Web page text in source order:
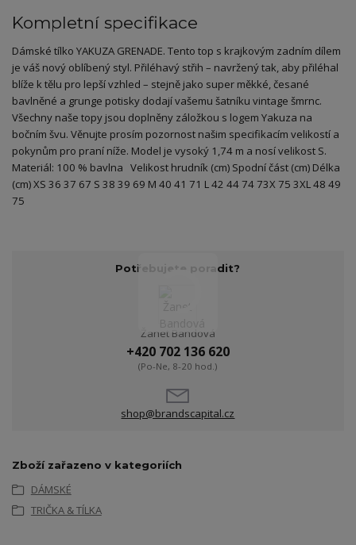
Kompletní specifikace
Dámské tílko YAKUZA GRENADE. Tento top s krajkovým zadním dílem
je váš nový oblíbený styl. Přiléhavý střih – navržený tak, aby přiléhal
blíže k tělu pro lepší vzhled – stejně jako super měkké, česané
bavlněné a grunge potisky dodají vašemu šatníku vintage šmrnc.
Všechny naše topy jsou doplněny záložkou s logem Yakuza na
bočním švu. Věnujte prosím pozornost našim specifikacím velikostí a
pokynům pro praní níže. Model je vysoký 1,74 m a nosí velikost S.
Materiál: 100 % bavlna Velikost hrudník (cm) Spodní část (cm) Délka
(cm) XS 36 37 67 S 38 39 69 M 40 41 71 L 42 44 74 73X 75 3XL 48 49
75
Potřebujete poradit?
Žanet Bandová
+420 702 136 620
(Po-Ne, 8-20 hod.)
shop@brandscapital.cz
Zboží zařazeno v kategoriích
DÁMSKÉ
TRIČKA & TÍLKA